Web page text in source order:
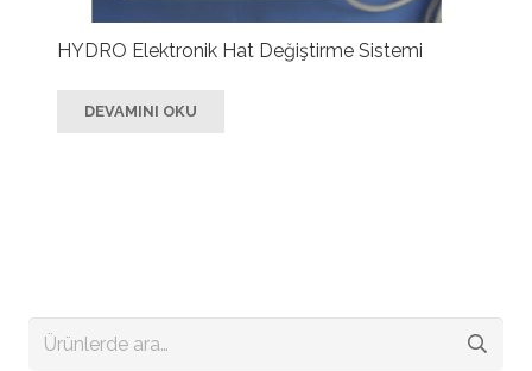
HYDRO Elektronik Hat Değiştirme Sistemi
DEVAMINI OKU
Ara: